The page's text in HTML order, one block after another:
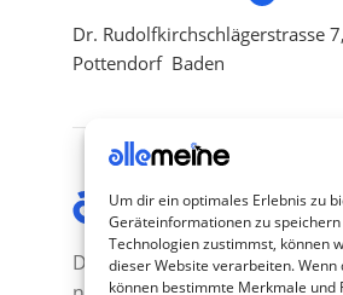
Um dir ein optimales Erlebnis zu
Geräteinformationen zu
Technologien zustimmst, können
dieser Website verarbeiten.
können bestimmte Merkmale
Dr. Rudolfkirchschlägerstrasse
Pottendorf Baden
Die Produkte, die Sie